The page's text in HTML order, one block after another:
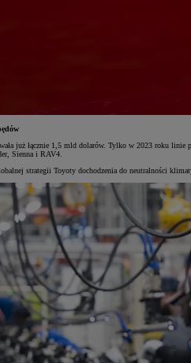
już łącznie 1,5 mld dolarów. Tylko w 2023 roku
Sienna i RAV4.
strategii Toyoty dochodzenia do neutralności